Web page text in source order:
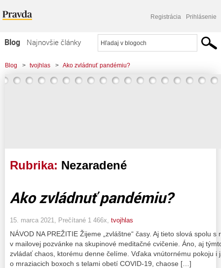
Registrácia Prihlásenie
Blog
Najnovšie články
Najčítanejšie články
Najkomentovanejšie články
Blog > tvojhlas > Ako zvládnuť pandémiu?
Rubrika: Nezaradené
Ako zvládnuť pandémiu?
15. marca 2021, Prečítané 1 466x, tvojhlas
NÁVOD NA PREŽITIE Žijeme „zvláštne“ časy. Aj tieto slová spolu
v mailovej pozvánke na skupinové meditačné cvičenie. Áno, aj
zvládať chaos, ktorému denne čelíme. Vďaka vnútornému pokoju i
o mraziacich boxoch s telami obetí COVID-19, chaose […]